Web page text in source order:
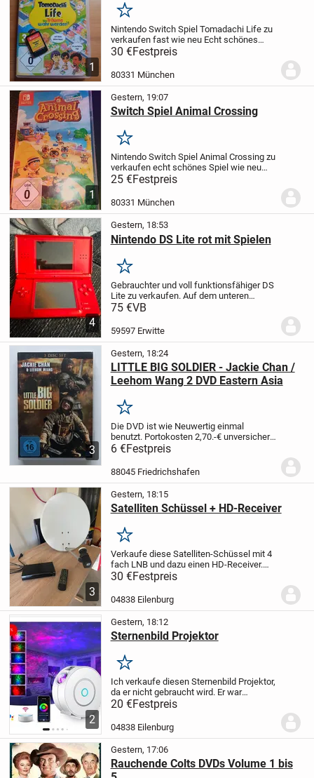
1
Merken
Nintendo Switch Spiel Tomadachi Life zu
verkaufen fast wie neu Echt schönes
lustiges SpielNur meine Kinder sind zu alt
30 €Festpreis
80331 München
1
Gestern, 19:07
Switch Spiel Animal Crossing
Merken
Nintendo Switch Spiel Animal Crossing zu
verkaufen echt schönes Spiel wie neu
nicht oft gespielt
zu alt dafür
25 €Festpreis
80331 München
4
Gestern, 18:53
Nintendo DS Lite rot mit Spielen
Merken
Gebrauchter und voll funktionsfähiger DS
Lite zu verkaufen. Auf dem unteren
Bildschirm ist noch die Folie drauf. Der
dunklen Streifen, der aber nicht stört.
Dazu...
75 €VB
59597 Erwitte
3
Gestern, 18:24
LITTLE BIG SOLDIER - Jackie Chan /
Leehom Wang 2 DVD Eastern Asia
Merken
Die DVD ist wie Neuwertig einmal
benutzt. Portokosten 2,70.-€ unversichert
oder versichert 5,95.-€
Überweisung oder Abholung PAYPAL
HABE ICH NICHTKeine
6 €Festpreis
88045 Friedrichshafen
3
Gestern, 18:15
Satelliten Schüssel + HD-Receiver
Merken
Verkaufe diese Satelliten-Schüssel mit 4
fach LNB und dazu einen HD-Receiver.
Voll funktionsfähig.
30 €Festpreis
04838 Eilenburg
2
Gestern, 18:12
Sternenbild Projektor
Merken
Ich verkaufe diesen Sternenbild Projektor,
da er nicht gebraucht wird. Er war
vielleicht 2 Mal an.
20 €Festpreis
04838 Eilenburg
Gestern, 17:06
Rauchende Colts DVDs Volume 1 bis